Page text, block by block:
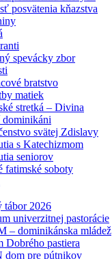
posvätenia kňazstva
spevácky zbor
bratstvo
matiek
stretká – Divina
svätej Zdislavy
s Katechizmom
seniorov
fatimské soboty
tábor 2026
univerzitnej pastorácie
– dominikánska mládež
Dobrého pastiera
dom pre pútnikov